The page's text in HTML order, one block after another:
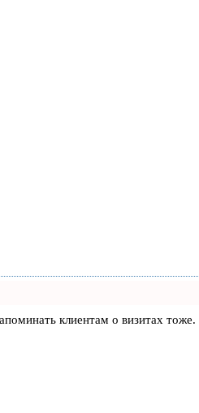
клиентам о визитах